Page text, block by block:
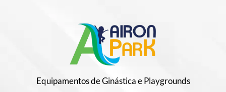
Equipamentos de Ginástica e Playgrounds